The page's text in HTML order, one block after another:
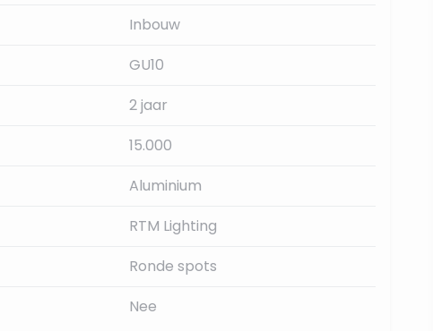
Inbouw
GU10
2 jaar
15.000
Aluminium
RTM Lighting
Ronde spots
Nee